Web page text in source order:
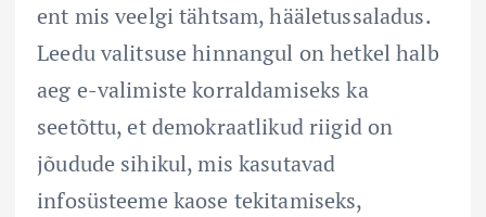
ent mis veelgi tähtsam, hääletussaladus.
Leedu valitsuse hinnangul on hetkel halb
aeg e-valimiste korraldamiseks ka
seetõttu, et demokraatlikud riigid on
jõudude sihikul, mis kasutavad
infosüsteeme kaose tekitamiseks,